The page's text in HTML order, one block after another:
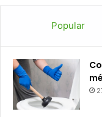
Popular